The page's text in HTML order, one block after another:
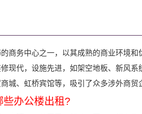
商务中心之一，以其成熟的商业环境
现代，设施先进，如架空地板、新风
城、虹桥宾馆等，吸引了众多涉外商贸
些办公楼出租?